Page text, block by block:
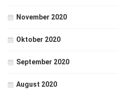
November 2020
Oktober 2020
September 2020
August 2020